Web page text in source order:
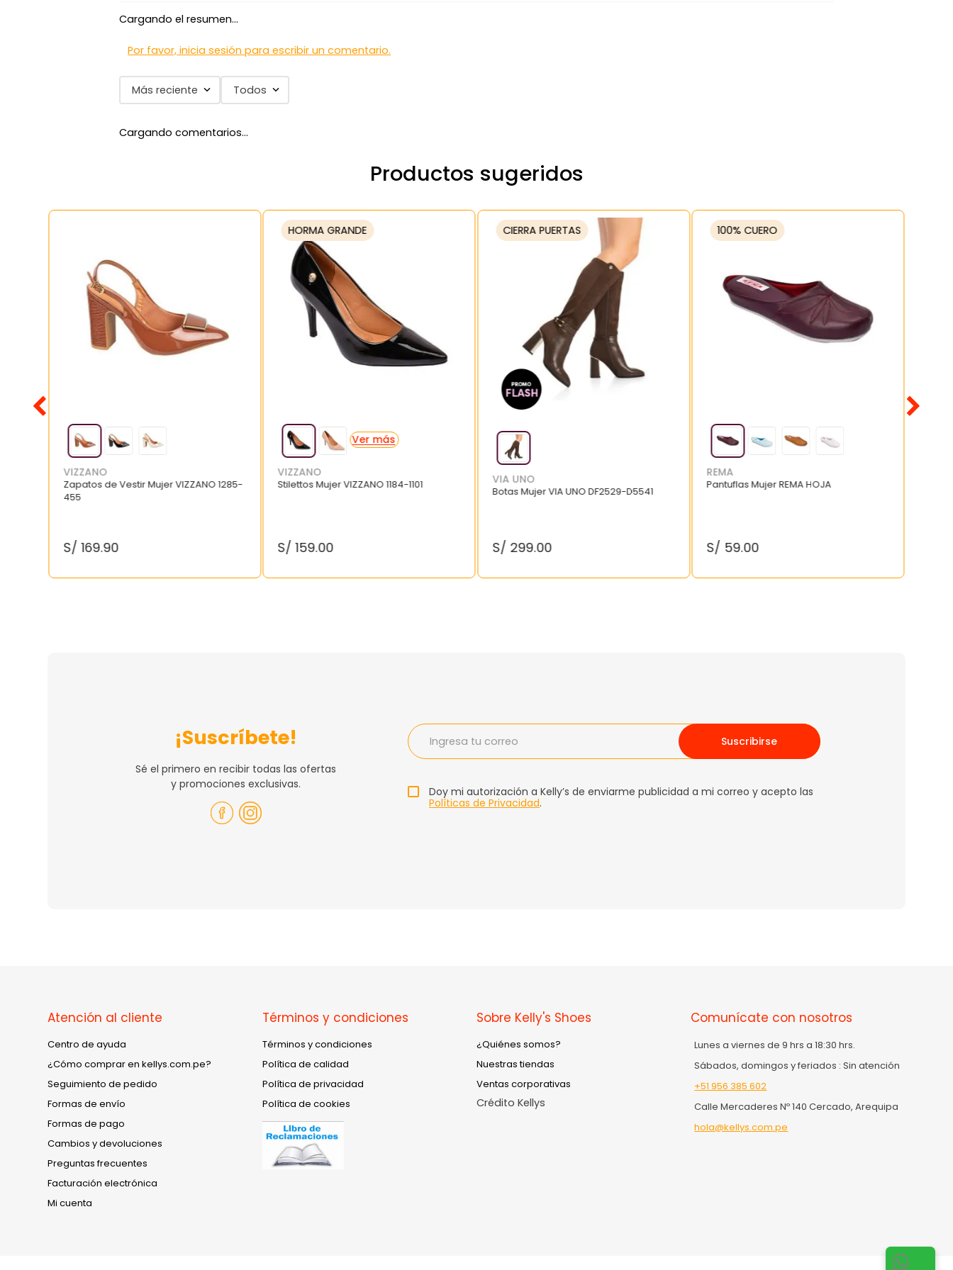
Cargando el resumen…
Por favor, inicia sesión para escribir un comentario.
Más reciente Todos
Cargando comentarios…
Productos sugeridos
VIZZANO
Zapatos de Vestir Mujer VIZZANO 1285-
455
S/ 169.90
HORMA GRANDE
VIZZANO
Stilettos Mujer VIZZANO 1184-1101
S/ 159.00
CIERRA PUERTAS
VIA UNO
Botas Mujer VIA UNO DF2529-D5541
S/ 299.00
100% CUERO
REMA
Pantuflas Mujer REMA HOJA
S/ 59.00
¡Suscríbete!
Sé el primero en recibir todas las ofertas
y promociones exclusivas.
Suscribirse
Doy mi autorización a Kelly’s de enviarme publicidad a mi correo y acepto las
Políticas de Privacidad.
Atención al cliente
Centro de ayuda
¿Cómo comprar en kellys.com.pe?
Seguimiento de pedido
Formas de envío
Formas de pago
Cambios y devoluciones
Preguntas frecuentes
Facturación electrónica
Mi cuenta
Términos y condiciones
Términos y condiciones
Política de calidad
Política de privacidad
Política de cookies
Sobre Kelly's Shoes
¿Quiénes somos?
Nuestras tiendas
Ventas corporativas
Crédito Kellys
Comunícate con nosotros
Lunes a viernes de 9 hrs a 18:30 hrs.
Sábados, domingos y feriados : Sin atención
+51 956 385 602
Calle Mercaderes Nº 140 Cercado, Arequipa
hola@kellys.com.pe